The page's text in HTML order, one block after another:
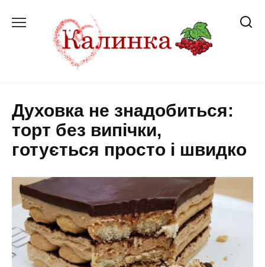
Духовка не знадобиться:
торт без випічки,
готується просто і швидко